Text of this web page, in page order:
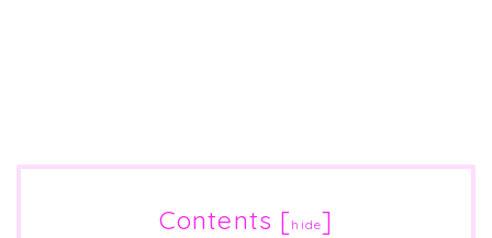
Contents [hide]